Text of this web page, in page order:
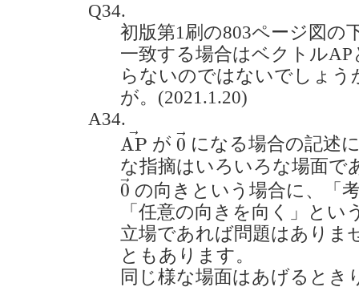
Q34.
初版第1刷の803ページ図の
一致する場合はベクトル
らないのではないでしょ
が。(2021.1.20)
A34.
→
AP
AP
が →
0
0 →
になる場合の記述
な指摘はいろいろな場面で
→
0
0→
の向きという場合に、「
「任意の向きを向く」と
立場であれば問題はありま
ともあります。
同じ様な場面はあげるとき